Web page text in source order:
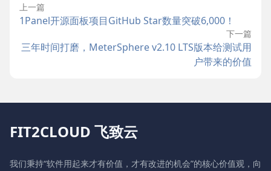
上一篇
1Panel开源面板项目GitHub Star数量突破6,000！
下一篇
三年时间打磨，MeterSphere v2.10 LTS版本给测试用
户带来的价值
FIT2CLOUD 飞致云
我们秉持“软件用起来才有价值，才有改进的机会”的核心价值观，向